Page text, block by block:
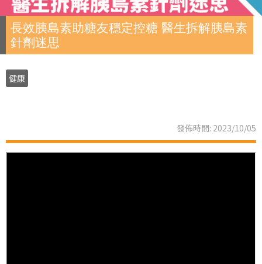
長效胰島素助糖友穩定控糖 醫生拆解胰島素
針劑迷思
健康
發佈時間: 2023/10/05